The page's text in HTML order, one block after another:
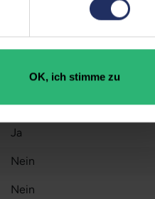
OK, ich stimme zu
32 GB DDR4
Quadro P2000
4 GB GDDR5
Ja
Nein
Nein